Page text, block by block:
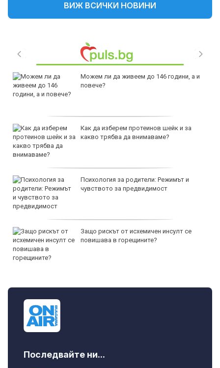
ВИЖ ВСИЧКИ НОВИНИ
Можем ли да живеем до 146 години, а и
повече?
Как да изберем протеинов шейк и за
какво трябва да внимаваме?
Психология за родители: Режимът и
чувството за предвидимост
Защо рискът от исхемичен инсулт се
повишава в горещините?
Последвайте ни...